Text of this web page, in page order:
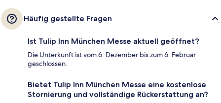
Häufig gestellte Fragen
Ist Tulip Inn München Messe aktuell geöffnet?
Die Unterkunft ist vom 6. Dezember bis zum 6. Februar
geschlossen.
Bietet Tulip Inn München Messe eine kostenlose
Stornierung und vollständige Rückerstattung an?